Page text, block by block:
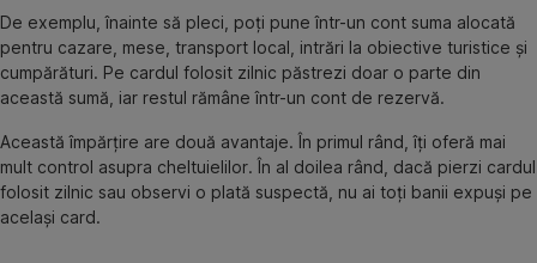
De exemplu, înainte să pleci, poți pune într-un cont suma alocată
pentru cazare, mese, transport local, intrări la obiective turistice și
cumpărături. Pe cardul folosit zilnic păstrezi doar o parte din
această sumă, iar restul rămâne într-un cont de rezervă.
Această împărțire are două avantaje. În primul rând, îți oferă mai
mult control asupra cheltuielilor. În al doilea rând, dacă pierzi cardul
folosit zilnic sau observi o plată suspectă, nu ai toți banii expuși pe
același card.